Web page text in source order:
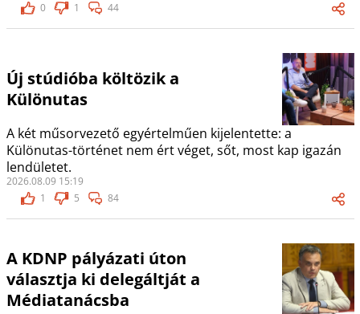
0
1 44
Új stúdióba költözik a
Különutas
A két műsorvezető egyértelműen kijelentette: a
Különutas-történet nem ért véget, sőt, most kap igazán
lendületet.
2026.08.09 15:19
1
5 84
A KDNP pályázati úton
választja ki delegáltját a
Médiatanácsba